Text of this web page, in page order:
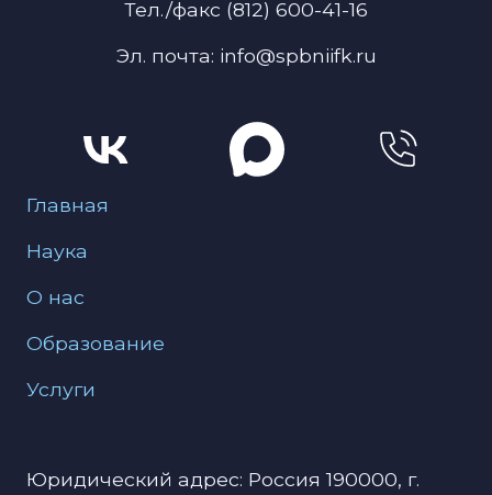
Тел./факс (812) 600-41-16
Эл. почта: info@spbniifk.ru
Меню для подвала
Главная
Наука
О нас
Образование
Услуги
Юридический адрес: Россия 190000, г.